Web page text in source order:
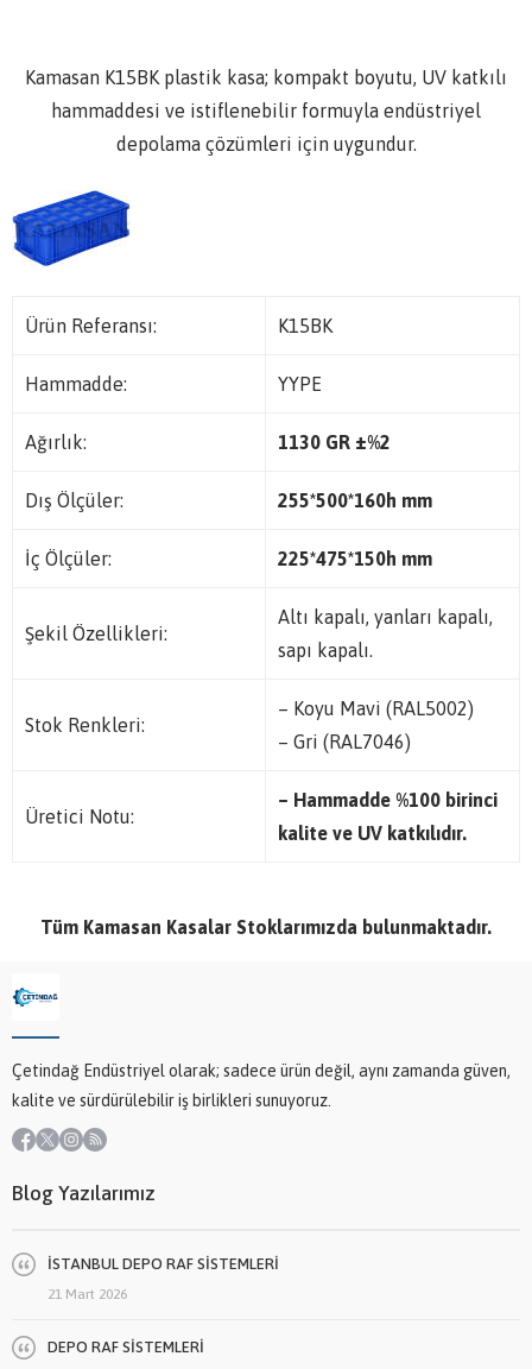
Kamasan K15BK plastik kasa; kompakt boyutu, UV katkılı
hammaddesi ve istiflenebilir formuyla endüstriyel
depolama çözümleri için uygundur.
Ürün Referansı: K15BK
Hammadde: YYPE
Ağırlık: 1130 GR ±%2
Dış Ölçüler: 255*500*160h mm
İç Ölçüler: 225*475*150h mm
Şekil Özellikleri:
Altı kapalı, yanları kapalı,
sapı kapalı.
Stok Renkleri:
– Koyu Mavi (RAL5002)
– Gri (RAL7046)
Üretici Notu:
– Hammadde %100 birinci
kalite ve UV katkılıdır.
Tüm Kamasan Kasalar Stoklarımızda bulunmaktadır.
Çetindağ Endüstriyel olarak; sadece ürün değil, aynı zamanda güven,
kalite ve sürdürülebilir iş birlikleri sunuyoruz.
Blog Yazılarımız
İSTANBUL DEPO RAF SİSTEMLERİ
21 Mart 2026
DEPO RAF SİSTEMLERİ